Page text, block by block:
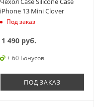
iPhone 13 Mini Clover
Под заказ
1 490руб.
+ 60 Бонусов
ПОД ЗАКАЗ